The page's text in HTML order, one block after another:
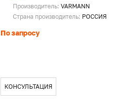
Производитель: VARMANN
Страна производитель: РОССИЯ
По запросу
КОНСУЛЬТАЦИЯ